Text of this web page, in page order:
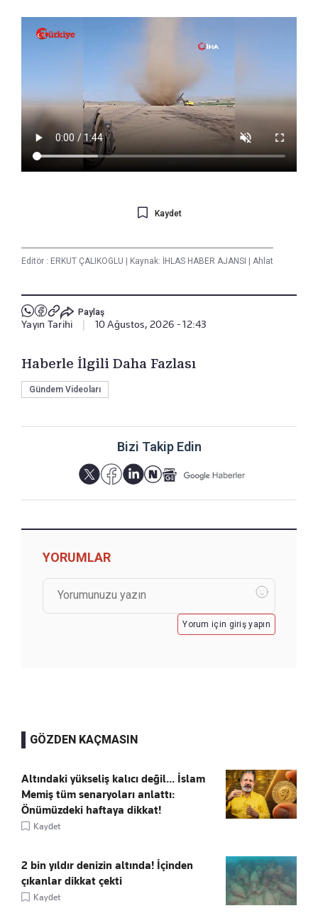
Kaydet
Editör : ERKUT ÇALIKOGLU Kaynak: İHLAS HABER AJANSI Ahlat
Paylaş
Yayın Tarihi 10 Ağustos, 2026 - 12:43
Haberle İlgili Daha Fazlası
Gündem Videoları
Bizi Takip Edin
YORUMLAR
Yorum için giriş yapın
GÖZDEN KAÇMASIN
Altındaki yükseliş kalıcı değil... İslam
Memiş tüm senaryoları anlattı:
Önümüzdeki haftaya dikkat!
Kaydet
2 bin yıldır denizin altında! İçinden
çıkanlar dikkat çekti
Kaydet